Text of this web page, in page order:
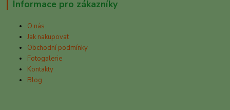
Informace pro zákazníky
O nás
Jak nakupovat
Obchodní podmínky
Fotogalerie
Kontakty
Blog